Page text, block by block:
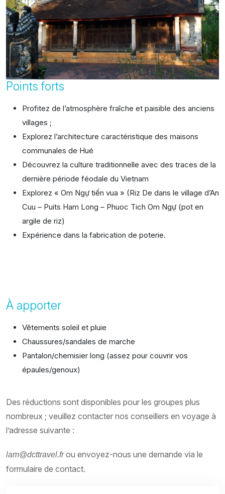
Points forts
Profitez de l’atmosphère fraîche et paisible des anciens
villages ;
Explorez l’architecture caractéristique des maisons
communales de Hué
Découvrez la culture traditionnelle avec des traces de la
dernière période féodale du Vietnam
Explorez « Om Ngự tiến vua » (Riz De dans le village d’An
Cuu – Puits Ham Long – Phuoc Tich Om Ngự (pot en
argile de riz)
Expérience dans la fabrication de poterie.
À apporter
Vêtements soleil et pluie
Chaussures/sandales de marche
Pantalon/chemisier long (assez pour couvrir vos
épaules/genoux)
Des réductions sont disponibles pour les groupes plus
nombreux ; veuillez contacter nos conseillers en voyage à
l’adresse suivante :
lam@dcttravel.fr ou envoyez-nous une demande via le
formulaire de contact.